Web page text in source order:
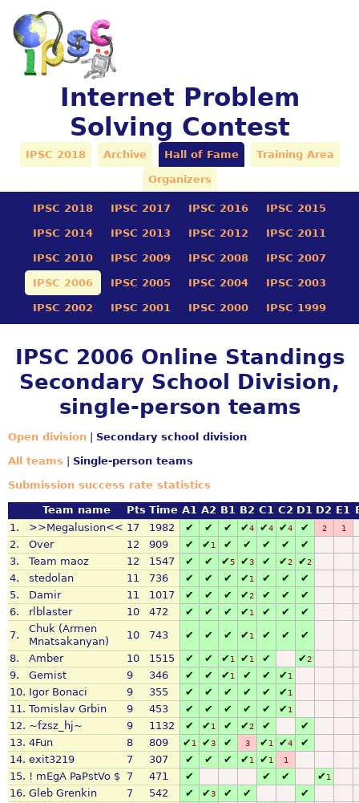
Internet Problem
Solving Contest
IPSC 2018 Archive Hall of Fame Training Area
Organizers
IPSC 2018 IPSC 2017 IPSC 2016 IPSC 2015
IPSC 2014 IPSC 2013 IPSC 2012 IPSC 2011
IPSC 2010 IPSC 2009 IPSC 2008 IPSC 2007
IPSC 2006 IPSC 2005 IPSC 2004 IPSC 2003
IPSC 2002 IPSC 2001 IPSC 2000 IPSC 1999
IPSC 2006 Online Standings
Secondary School Division,
single-person teams
Open division
Secondary school division
All teams
Single-person teams
Submission success rate statistics
Team name Pts Time A1 A2 B1 B2 C1 C2 D1 D2 E1
1.
>>Megalusion<< 17 1982 ✔ ✔ ✔ ✔4 ✔4 ✔4 ✔ 2 1
2. Over 12 909 ✔ ✔1 ✔ ✔ ✔ ✔
✔
3.
Team maoz 12 1547 ✔ ✔ ✔5 ✔3 ✔ ✔2 ✔2
4. stedolan 11 736 ✔ ✔ ✔ ✔1 ✔ ✔
✔
5.
Damir 11 1017 ✔ ✔ ✔ ✔2 ✔ ✔
✔
6.
rlblaster 10 472 ✔ ✔ ✔ ✔1 ✔ ✔
✔
7.
Chuk (Armen
Mnatsakanyan)
10 743 ✔ ✔ ✔ ✔1 ✔ ✔
✔
8.
Amber 10 1515 ✔ ✔ ✔1 ✔1 ✔ ✔2
9. Gemist 9 346 ✔ ✔ ✔1 ✔ ✔ ✔1
10. Igor Bonaci 9 355 ✔ ✔ ✔ ✔ ✔ ✔1
11. Tomislav Grbin 9 453 ✔ ✔ ✔ ✔ ✔ ✔1
12. ~fzsz_hj~ 9 1132 ✔ ✔1 ✔ ✔2 ✔
✔
13. 4Fun 8 809 ✔1 ✔3 ✔ 3 ✔1 ✔4
✔
14. exit3219 7 307 ✔ ✔ ✔ ✔1 ✔1 1
15. ! mEgA PaPstVo $ 7 471 ✔ ✔ ✔ ✔1
16. Gleb Grenkin 7 542 ✔ ✔3 ✔ ✔
✔